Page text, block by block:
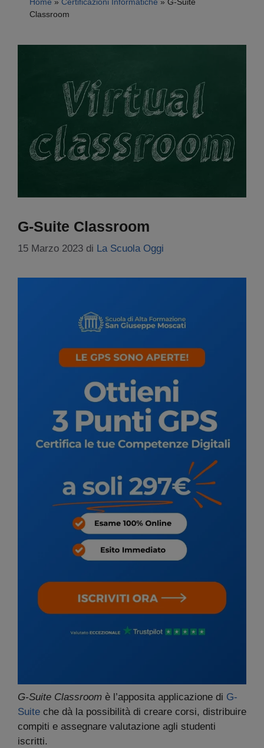
Classroom
G-Suite Classroom
15 Marzo 2023 di La Scuola Oggi
G-Suite Classroom è l’apposita applicazione di G-
Suite che dà la possibilità di creare corsi, distribuire
compiti e assegnare valutazione agli studenti
iscritti.